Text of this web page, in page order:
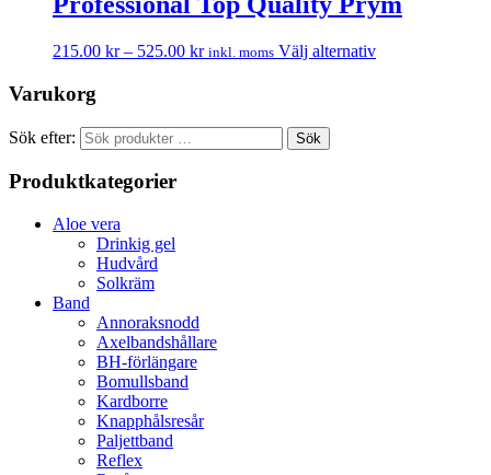
215.00 kr– 525.00 kr inkl. moms Välj alternativ
Varukorg
Sök efter: Sök
Produktkategorier
Aloe vera
Drinkig gel
Hudvård
Solkräm
Band
Annoraksnodd
Axelbandshållare
BH-förlängare
Bomullsband
Kardborre
Knapphålsresår
Paljettband
Reflex